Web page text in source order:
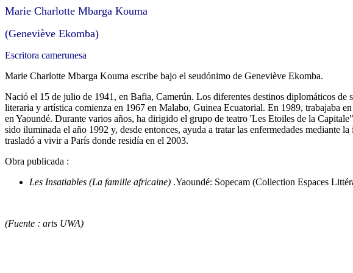
Marie Charlotte Mbarga Kouma
(Geneviève Ekomba)
Escritora camerunesa
Marie Charlotte Mbarga Kouma escribe bajo el seudónimo de Geneviève Ekomba.
Nació el 15 de julio de 1941, en Bafia, Camerún. Los diferentes destinos diplomáticos de
literaria y artística comienza en 1967 en Malabo, Guinea Ecuatorial. En 1989, trabajaba
en Yaoundé. Durante varios años, ha dirigido el grupo de teatro 'Les Etoiles de la
sido iluminada el año 1992 y, desde entonces, ayuda a tratar las enfermedades mediante
trasladó a vivir a París donde residía en el 2003.
Obra publicada :
Les Insatiables (La famille africaine) .Yaoundé: Sopecam (Collection Espaces
(Fuente : arts UWA)